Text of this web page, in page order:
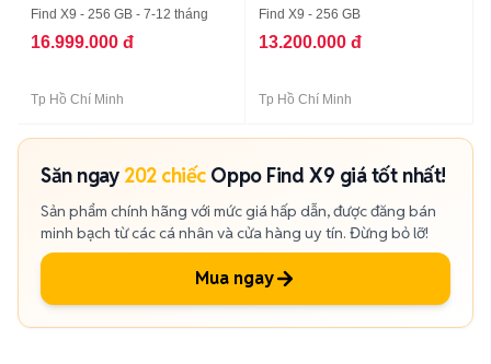
Find X9 - 256 GB - 7-12 tháng
16.999.000 đ
Tp Hồ Chí Minh
quốc tế
Find X9 - 256 GB
13.200.000 đ
Tp Hồ Chí Minh
Săn ngay 202 chiếcOppo Find X9 giá tốt nhất!
Sản phẩm chính hãng với mức giá hấp dẫn, được đăng bán
minh bạch từ các cá nhân và cửa hàng uy tín. Đừng bỏ lỡ!
Mua ngay